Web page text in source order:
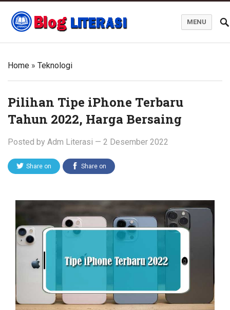
MENU
Home » Teknologi
Pilihan Tipe iPhone Terbaru
Tahun 2022, Harga Bersaing
Posted by Adm Literasi — 2 Desember 2022
Share on Share on